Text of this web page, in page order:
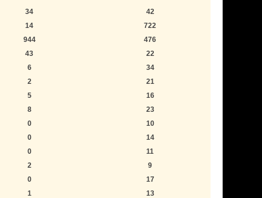
34
42
14
722
944
476
43
22
6
34
2
21
5
16
8
23
0
10
0
14
0
11
2
9
0
17
1
13